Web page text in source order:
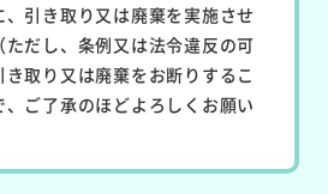
引き取り又は廃棄を実施させ
だし、条例又は法令違反の可
取り又は廃棄をお断りするこ
ご了承のほどよろしくお願い